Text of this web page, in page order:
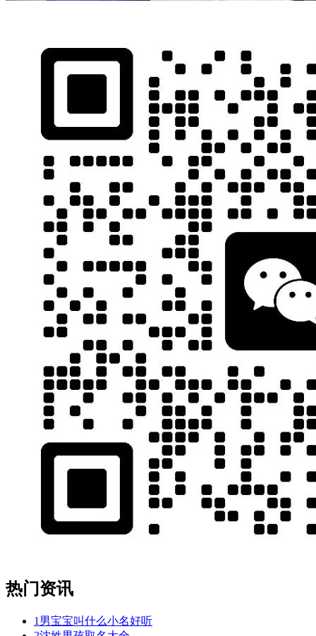
热门资讯
1 男宝宝叫什么小名好听